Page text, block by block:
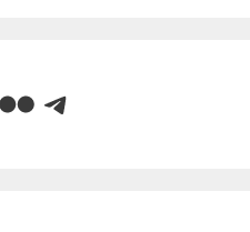
FlickrTelegram